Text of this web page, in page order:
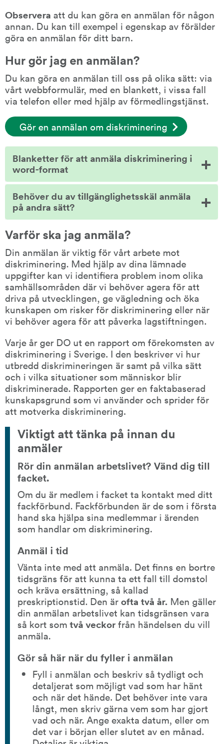
Observera att du kan göra en anmälan för någon
annan. Du kan till exempel i egenskap av förälder
göra en anmälan för ditt barn.
Hur gör jag en anmälan?
Du kan göra en anmälan till oss på olika sätt: via
vårt webbformulär, med en blankett, i vissa fall
via telefon eller med hjälp av förmedlingstjänst.
Gör en anmälan om diskriminering
Blanketter för att anmäla diskriminering i
word-format
Behöver du av tillgänglighetsskäl anmäla
på andra sätt?
Varför ska jag anmäla?
Din anmälan är viktig för vårt arbete mot
diskriminering. Med hjälp av dina lämnade
uppgifter kan vi identifiera problem inom olika
samhällsområden där vi behöver agera för att
driva på utvecklingen, ge vägledning och öka
kunskapen om risker för diskriminering eller när
vi behöver agera för att påverka lagstiftningen.
Varje år ger DO ut en rapport om förekomsten av
diskriminering i Sverige. I den beskriver vi hur
utbredd diskrimineringen är samt på vilka sätt
och i vilka situationer som människor blir
diskriminerade. Rapporten ger en faktabaserad
kunskapsgrund som vi använder och sprider för
att motverka diskriminering.
Viktigt att tänka på innan du
anmäler
Rör din anmälan arbetslivet? Vänd dig till
facket.
Om du är medlem i facket ta kontakt med ditt
fackförbund. Fackförbunden är de som i första
hand ska hjälpa sina medlemmar i ärenden
som handlar om diskriminering.
Anmäl i tid
Vänta inte med att anmäla. Det finns en bortre
tidsgräns för att kunna ta ett fall till domstol
och kräva ersättning, så kallad
preskriptionstid. Den är ofta två år. Men gäller
din anmälan arbetslivet kan tidsgränsen vara
så kort som två veckor från händelsen du vill
anmäla.
Gör så här när du fyller i anmälan
Fyll i anmälan och beskriv så tydligt och
detaljerat som möjligt vad som har hänt
och när det hände. Det behöver inte vara
långt, men skriv gärna vem som har gjort
vad och när. Ange exakta datum, eller om
det var i början eller slutet av en månad.